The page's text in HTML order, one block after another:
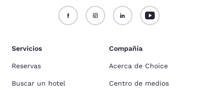
Servicios
Reservas
Buscar un hotel
Compañía
Acerca de Choice
Centro de medios